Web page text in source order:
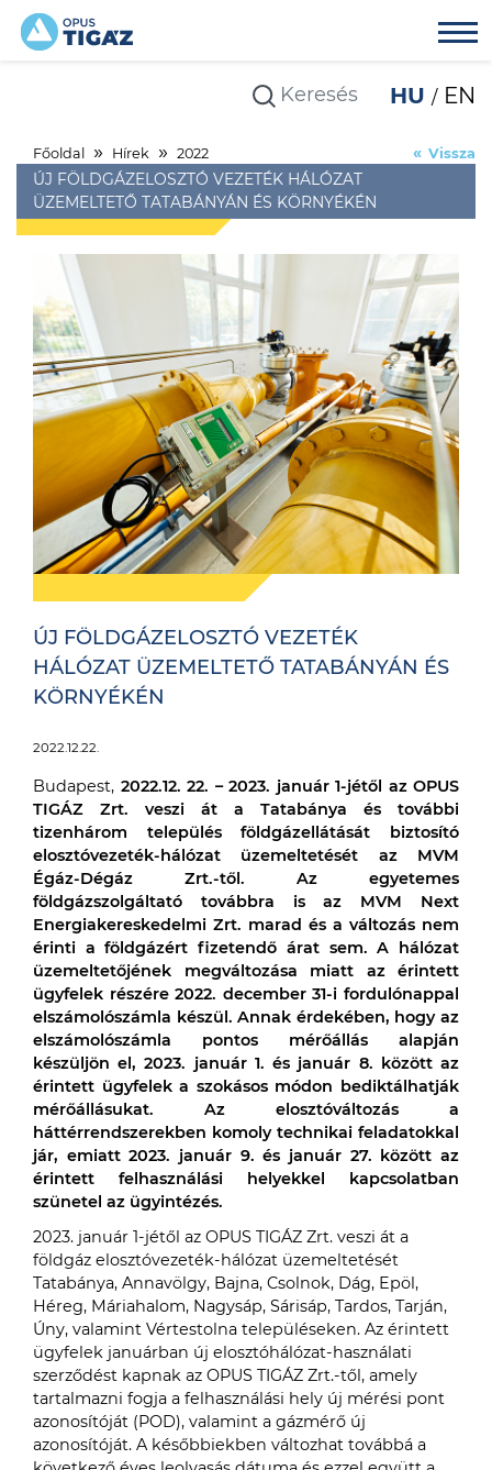
HU EN
Főoldal Hírek 2022
ÚJ FÖLDGÁZELOSZTÓ VEZETÉK HÁLÓZAT
ÜZEMELTETŐ TATABÁNYÁN ÉS KÖRNYÉKÉN
Vissza
ÚJ FÖLDGÁZELOSZTÓ VEZETÉK
HÁLÓZAT ÜZEMELTETŐ TATABÁNYÁN ÉS
KÖRNYÉKÉN
2022.12.22.
Budapest, 2022.12. 22. – 2023. január 1-jétől az OPUS
TIGÁZ Zrt. veszi át a Tatabánya és további
tizenhárom település földgázellátását biztosító
elosztóvezeték-hálózat üzemeltetését az MVM
Égáz-Dégáz Zrt.-től. Az egyetemes
földgázszolgáltató továbbra is az MVM Next
Energiakereskedelmi Zrt. marad és a változás nem
érinti a földgázért fizetendő árat sem. A hálózat
üzemeltetőjének megváltozása miatt az érintett
ügyfelek részére 2022. december 31-i fordulónappal
elszámolószámla készül. Annak érdekében, hogy az
elszámolószámla pontos mérőállás alapján
készüljön el, 2023. január 1. és január 8. között az
érintett ügyfelek a szokásos módon bediktálhatják
mérőállásukat. Az elosztóváltozás a
háttérrendszerekben komoly technikai feladatokkal
jár, emiatt 2023. január 9. és január 27. között az
érintett felhasználási helyekkel kapcsolatban
szünetel az ügyintézés.
2023. január 1-jétől az OPUS TIGÁZ Zrt. veszi át a
földgáz elosztóvezeték-hálózat üzemeltetését
Tatabánya, Annavölgy, Bajna, Csolnok, Dág, Epöl,
Héreg, Máriahalom, Nagysáp, Sárisáp, Tardos, Tarján,
Úny, valamint Vértestolna településeken. Az érintett
ügyfelek januárban új elosztóhálózat-használati
szerződést kapnak az OPUS TIGÁZ Zrt.-től, amely
tartalmazni fogja a felhasználási hely új mérési pont
azonosítóját (POD), valamint a gázmérő új
azonosítóját. A későbbiekben változhat továbbá a